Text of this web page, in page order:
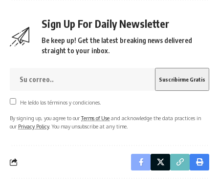
Sign Up For Daily Newsletter
Be keep up! Get the latest breaking news delivered
straight to your inbox.
He leído los términos y condiciones.
By signing up, you agree to ourTerms of Use and acknowledge the data practices in
our Privacy Policy. You may unsubscribe at any time.